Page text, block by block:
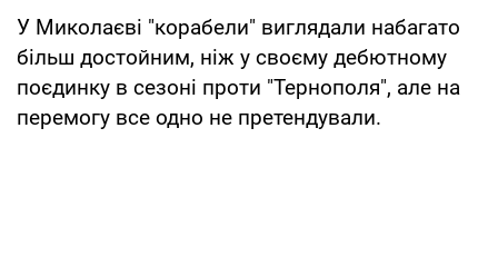
У Миколаєві "корабели" виглядали набагато
більш достойним, ніж у своєму дебютному
поєдинку в сезоні проти "Тернополя", але на
перемогу все одно не претендували.